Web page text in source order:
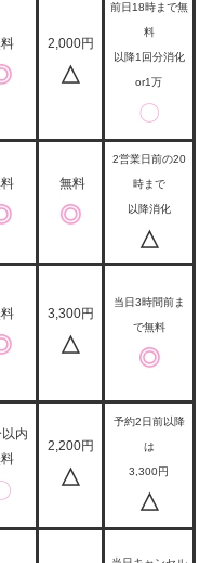
2,000円
△
前日18時まで無
料
以降1回分消化
or1万
〇
無料
◎
2営業日前の20
時まで
以降消化
△
3,300円
△
当日3時間前ま
で無料
◎
内
2,200円
△
予約2日前以降
は
3,300円
△